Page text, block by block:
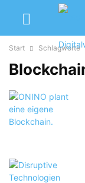
Start Schlagworte